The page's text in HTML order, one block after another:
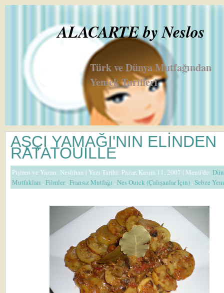
ALACARTE by Neslos
Türk ve Dünya Mutfağından
Yemek Tarifleri
AŞÇI YAMAĞI'NIN ELİNDEN
RATATOUILLE
Pişiren ve Yazan: Neslihan | Yazı Tarihi: Pazar, Kasım 11, 2007 | Menü'de:
Mutfakları ,Filmler,Fransız Mutfağı ,Nes Ouick (Çalışanlar İçin) ,Sebze